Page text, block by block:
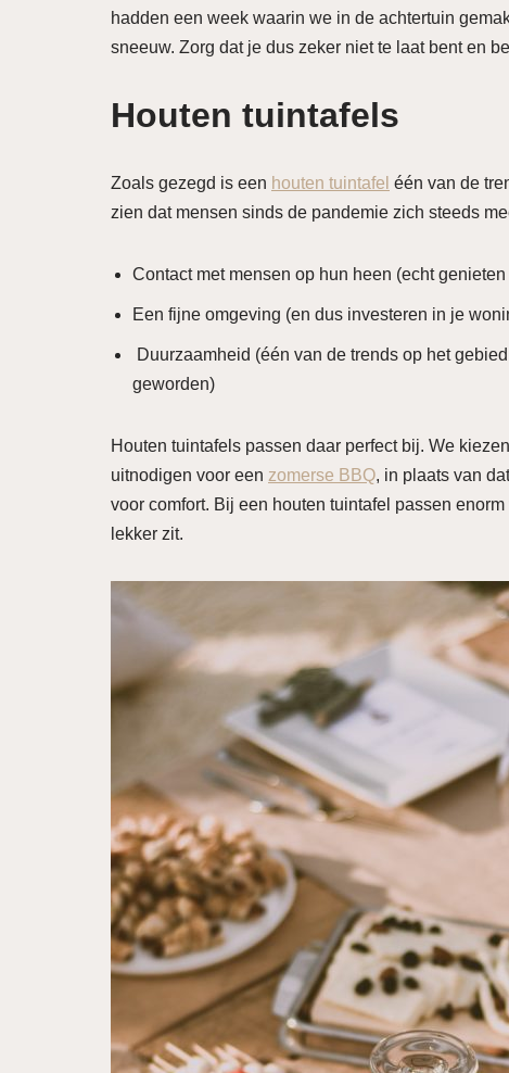
hadden een week waarin we in de achtertuin
sneeuw. Zorg dat je dus zeker niet te laat bent en
Houten tuintafels
Zoals gezegd is een houten tuintafel één van de
zien dat mensen sinds de pandemie zich steeds
Contact met mensen op hun heen (echt
Een fijne omgeving (en dus investeren in je
Duurzaamheid (één van de trends op het
geworden)
Houten tuintafels passen daar perfect bij. We
uitnodigen voor een zomerse BBQ, in plaats van
voor comfort. Bij een houten tuintafel passen
lekker zit.